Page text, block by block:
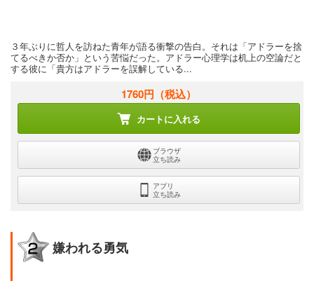
３年ぶりに哲人を訪ねた青年が語る衝撃の告白。それは「アドラーを捨
てるべきか否か」という苦悩だった。アドラー心理学は机上の空論だと
する彼に「貴方はアドラーを誤解している...
1760円 （税込）
カートに入れる
ブラウザ
立ち読み
アプリ
立ち読み
嫌われる勇気